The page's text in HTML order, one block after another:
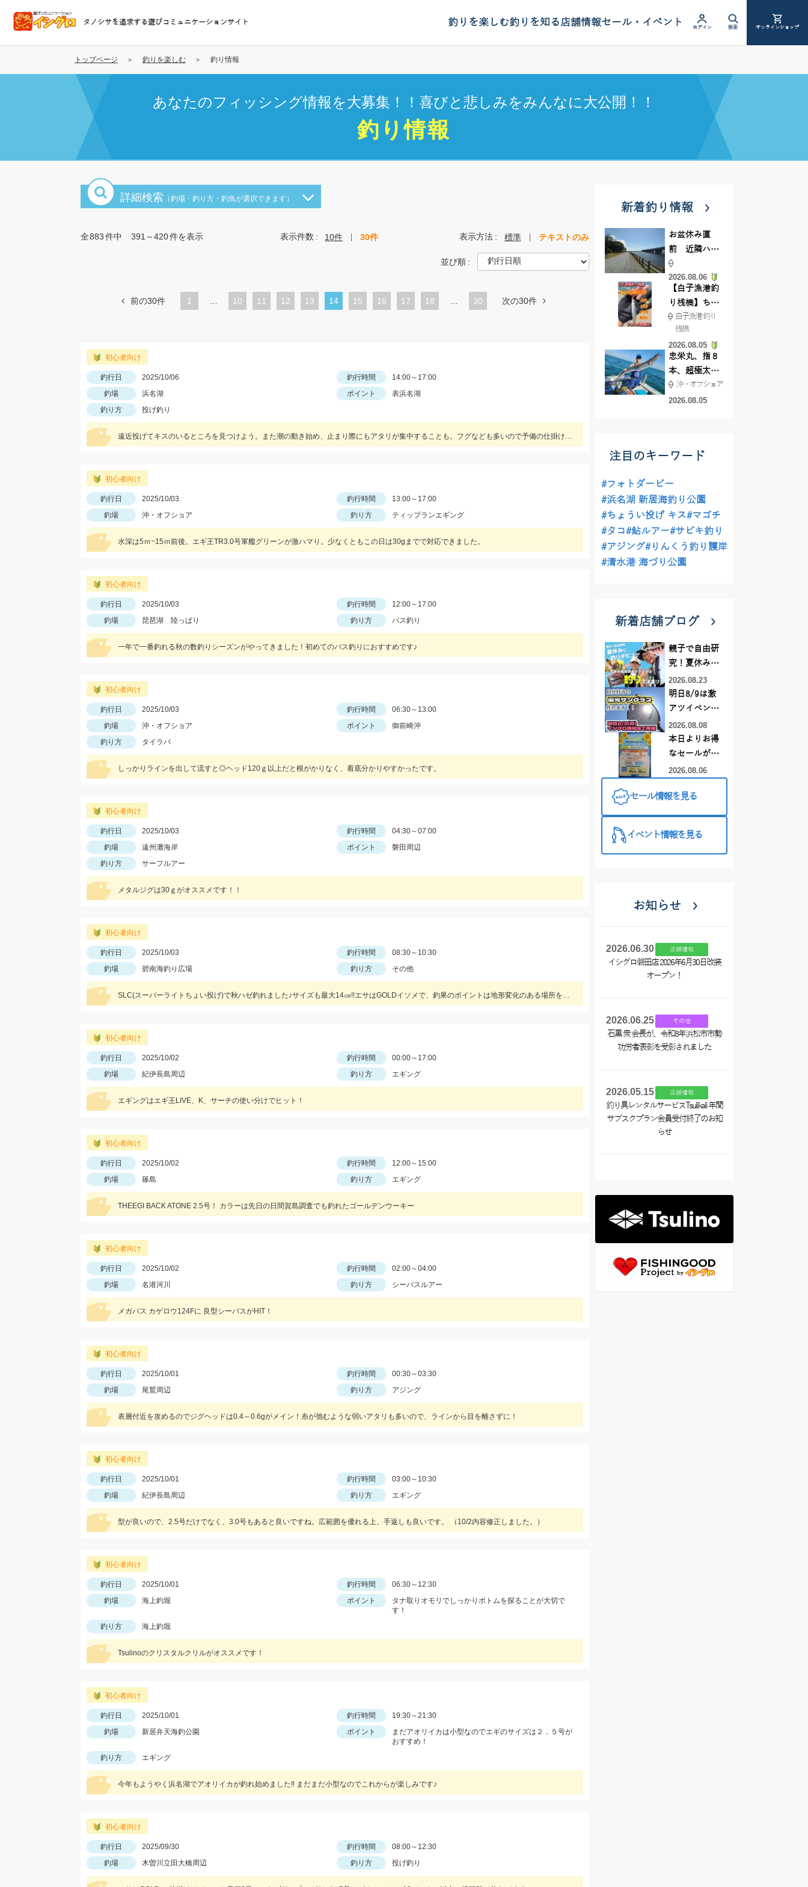
コ
テ
タノシサを追求する遊びコミュニケーションサイト 釣りを楽しむ釣りを知る店舗情報セール・イベント ログイン 検索 オンラインショップ
トップページ 釣りを楽しむ 釣り情報
あなたのフィッシング情報を大募集！！喜びと悲しみをみんなに大公開！！
釣り情報
詳細検索 （釣場・釣り方・釣魚が選択できます）
全883件中 391～420件を表示 表示件数 10件 30件 表示方法 標準 テキストのみ
並び順
前の30件 1
ペ
10
ペ
11
ペ
12
ペ
13
カ
ー
14
ペ
15
ペ
16
ペ
17
ペ
18 30 次の30件
初心者向け
釣行日 2025/10/06 釣行時間
14:00～17:00
釣場
浜名湖 ポイント
表浜名湖
釣り方
投げ釣り
遠近投げてキスのいるところを見つけよう。また潮の動き始め、止まり際にもアタリが集中することも。フグなども多いので予備の仕掛けは最低でも３セット持って行ってください。
初心者向け
釣行日 2025/10/03 釣行時間
13:00～17:00
釣場
沖・オフショア 釣り方 ティップランエギング
水深は5ｍ~15ｍ前後。エギ王TR3.0号軍艦グリーンが激ハマり。少なくともこの日は30gまでで対応できました。
初心者向け
釣行日 2025/10/03 釣行時間
12:00～17:00
釣場
琵琶湖 陸っぱり 釣り方 バス釣り
一年で一番釣れる秋の数釣りシーズンがやってきました！初めてのバス釣りにおすすめです♪
初心者向け
釣行日 2025/10/03 釣行時間
06:30～13:00
釣場
沖・オフショア ポイント
御前崎沖
釣り方
タイラバ
しっかりラインを出して流すと◎ヘッド120ｇ以上だと根がかりなく、着底分かりやすかったです。
初心者向け
釣行日 2025/10/03 釣行時間
04:30～07:00
釣場
遠州灘海岸 ポイント
磐田周辺
釣り方
サーフルアー
メタルジグは30ｇがオススメです！！
初心者向け
釣行日 2025/10/03 釣行時間
08:30～10:30
釣場
碧南海釣り広場 釣り方 その他
SLC(スーパーライトちょい投げ)で秋ハゼ釣れました♪サイズも最大14㎝!!エサはGOLDイソメで、釣果のポイントは地形変化のある場所を狙う事!!
初心者向け
釣行日 2025/10/02 釣行時間
00:00～17:00
釣場
紀伊長島周辺 釣り方 エギング
エギングはエギ王LIVE、K、サーチの使い分けでヒット！
初心者向け
釣行日 2025/10/02 釣行時間
12:00～15:00
釣場
篠島 釣り方 エギング
THEEGI BACK ATONE 2.5号！ カラーは先日の日間賀島調査でも釣れたゴールデンウーキー
初心者向け
釣行日 2025/10/02 釣行時間
02:00～04:00
釣場
名港河川 釣り方 シーバスルアー
メガバス カゲロウ124Fに 良型シーバスがHIT！
初心者向け
釣行日 2025/10/01 釣行時間
00:30～03:30
釣場
尾鷲周辺 釣り方 アジング
表層付近を攻めるのでジグヘッドは0.4～0.6gがメイン！糸が弛むような弱いアタリも多いので、ラインから目を離さずに！
初心者向け
釣行日 2025/10/01 釣行時間
03:00～10:30
釣場
紀伊長島周辺 釣り方 エギング
型が良いので、2.5号だけでなく、3.0号もあると良いですね。広範囲を優れる上、手返しも良いです。 （10/2内容修正しました。）
初心者向け
釣行日 2025/10/01 釣行時間
06:30～12:30
釣場
海上釣堀 ポイント
タナ取りオモリでしっかりボトムを探ることが大切で
す！
釣り方
海上釣堀
Tsulinoのクリスタルクリルがオススメです！
初心者向け
釣行日 2025/10/01 釣行時間
19:30～21:30
釣場
新居弁天海釣公園 ポイント
まだアオリイカは小型なのでエギのサイズは２．５号が
おすすめ！
釣り方
エギング
今年もようやく浜名湖でアオリイカが釣れ始めました‼ まだまだ小型なのでこれからが楽しみです♪
初心者向け
釣行日 2025/09/30 釣行時間
08:00～12:30
釣場
木曽川立田大橋周辺 釣り方 投げ釣り
新着釣り情報
お盆休み直
前 近隣ハゼ
釣り場調査し
てきました
2026.08.06
【白子漁港釣
り桟橋】ちょ
い投げ釣りが
絶好調!キスや
ハゼが簡単に
釣れますよ💛
白子漁港 釣り
桟橋
2026.08.05
忠栄丸、指８
本、超極太ド
ラゴン登場！
沖・オフショア
2026.08.05
注目のキーワード
#フォトダービー
#浜名湖 新居海釣り公園
#ちょうい投げ キス#マゴチ
#タコ#鮎ルアー#サビキ釣り
#アジング#りんくう釣り護岸
#清水港 海づり公園
新着店舗ブログ
親子で自由研
究！夏休みに
釣りデビュー
2026.08.23
明日8/9は激
アツイベント
日！！！～オ
ーダー偏光グ
ラス受注会～
2026.08.08
本日よりお得
なセールがス
タート!!
2026.08.06
セール情報を見る
イベント情報を見る
お知らせ
2026.06.30 店舗情報
イシグロ磐田店 2026年6月30日改装
オープン！
2026.06.25 その他
石黒 衆 会長が、令和8年浜松市市勢
功労者表彰を受彰されました
2026.05.15 店舗情報
釣り具レンタルサービスTsulikali 年間
サブスクプラン会員受付終了のお知
らせ